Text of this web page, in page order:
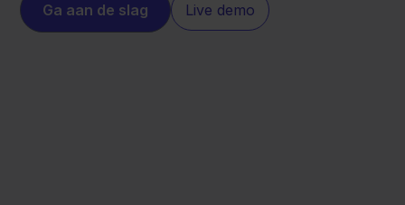
Ga aan de slag Live demo